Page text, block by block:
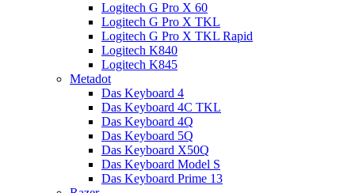
Logitech G Pro X 60
Logitech G Pro X TKL
Logitech G Pro X TKL Rapid
Logitech K840
Logitech K845
Metadot
Das Keyboard 4
Das Keyboard 4C TKL
Das Keyboard 4Q
Das Keyboard 5Q
Das Keyboard X50Q
Das Keyboard Model S
Das Keyboard Prime 13